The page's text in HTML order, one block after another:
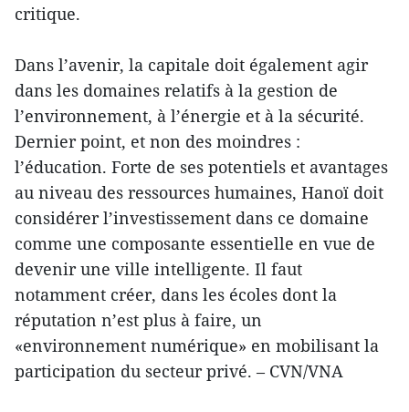
critique.
Dans l’avenir, la capitale doit également agir
dans les domaines relatifs à la gestion de
l’environnement, à l’énergie et à la sécurité.
Dernier point, et non des moindres :
l’éducation. Forte de ses potentiels et avantages
au niveau des ressources humaines, Hanoï doit
considérer l’investissement dans ce domaine
comme une composante essentielle en vue de
devenir une ville intelligente. Il faut
notamment créer, dans les écoles dont la
réputation n’est plus à faire, un
«environnement numérique» en mobilisant la
participation du secteur privé. – CVN/VNA